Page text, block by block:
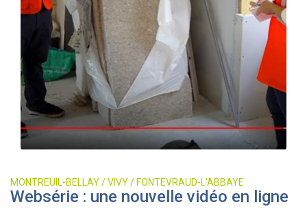
MONTREUIL-BELLAY / VIVY / FONTEVRAUD-L'ABBAYE
Websérie : une nouvelle vidéo en ligne